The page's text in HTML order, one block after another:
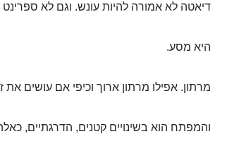
דיאטה לא אמורה להיות עונש. וגם לא
היא מסע.
מרתון. אפילו מרתון ארוך וכיפי אם עושים את
והמפתח הוא בשינויים קטנים, הדרגתיים,